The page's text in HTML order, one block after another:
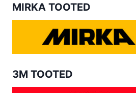
MIRKA TOOTED
3M TOOTED